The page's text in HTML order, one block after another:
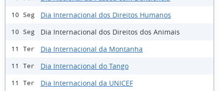
10 Seg Dia Internacional dos Direitos Humanos
10 Seg Dia Internacional dos Direitos dos Animais
11 Ter Dia Internacional da Montanha
11 Ter Dia Internacional do Tango
11 Ter Dia Internacional da UNICEF